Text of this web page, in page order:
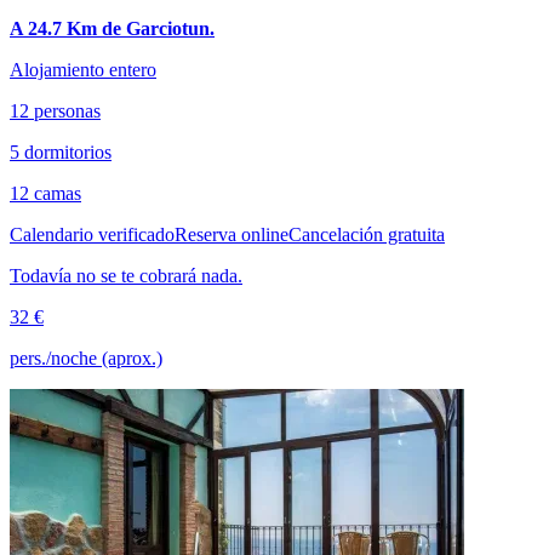
A 24.7 Km de Garciotun.
Alojamiento entero
12 personas
5 dormitorios
12 camas
Calendario verificadoReserva onlineCancelación gratuita
Todavía no se te cobrará nada.
32 €
pers./noche (aprox.)